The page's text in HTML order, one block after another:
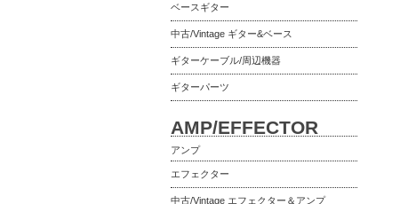
ベースギター
中古/Vintage ギター&ベース
ギターケーブル/周辺機器
ギターパーツ
AMP/EFFECTOR
アンプ
エフェクター
中古/Vintage エフェクター＆アンプ